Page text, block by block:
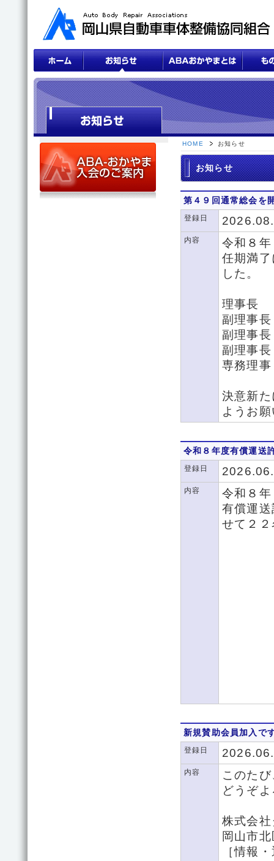
HOME お知らせ
お知らせ
第４９回通常総会を
登録日
内容
令和８
任期満
した。
理事長
副理事
副理事
副理事
専務理
決意新
ようお
令和８年度有償運送
登録日
内容
令和８
有償運
せて２
新規賛助会員加入で
登録日
内容
このた
どうぞ
株式会
岡山市
［情報